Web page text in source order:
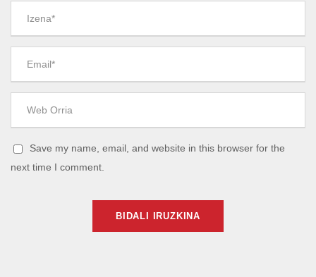
Save my name, email, and website in this browser for the
next time I comment.